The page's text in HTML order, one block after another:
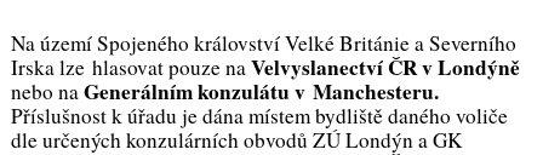
Na území Spojeného království Velké Británie a Severního
Irska lze hlasovat pouze naVelvyslanectví ČR v Londýně
nebo naGenerálním konzulátu v Manchesteru.
Příslušnost k úřadu je dána místem bydliště daného voliče
dle určených konzulárních obvodů ZÚ Londýn a GK